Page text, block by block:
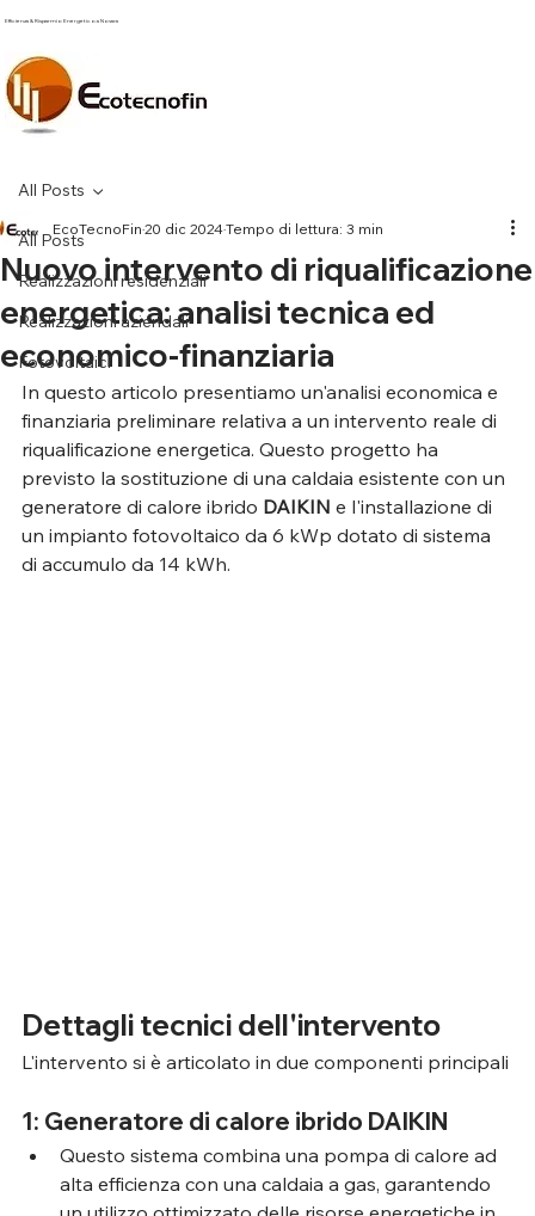
Efficienza & Risparmio Energetico a Novara
All Posts
Realizzazioni residenziali
Realizzazioni aziendali
Fotovoltaici
All Posts
Nuovo intervento di riqualificazione
energetica: analisi tecnica ed
economico-finanziaria
EcoTecnoFin 20 dic 2024Tempo di lettura: 3 min
In questo articolo presentiamo un'analisi economica e
finanziaria preliminare relativa a un intervento reale di
riqualificazione energetica. Questo progetto ha
previsto la sostituzione di una caldaia esistente con un
generatore di calore ibrido DAIKIN e l'installazione di
un impianto fotovoltaico da 6 kWp dotato di sistema
di accumulo da 14 kWh.
Dettagli tecnici dell'intervento
L'intervento si è articolato in due componenti principali
1: Generatore di calore ibrido DAIKIN
Questo sistema combina una pompa di calore ad
alta efficienza con una caldaia a gas, garantendo